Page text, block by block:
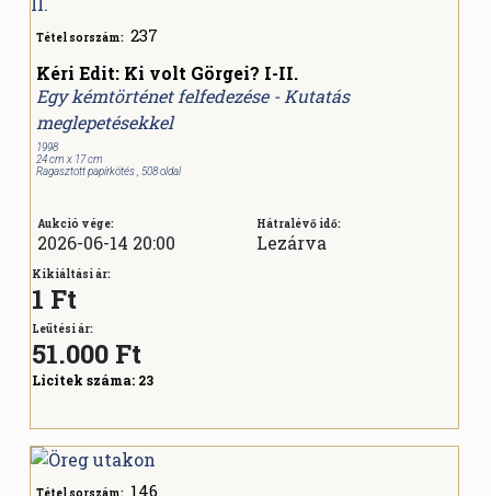
Tétel sorszám: 237
Kéri Edit: Ki volt Görgei? I-II.
Egy kémtörténet felfedezése - Kutatás
meglepetésekkel
1998
24 cm x 17 cm
Ragasztott papírkötés , 508 oldal
Aukció vége:
2026-06-14 20:00
Hátralévő idő:
Lezárva
Kikiáltási ár:
1 Ft
Leütési ár:
51.000 Ft
Licitek száma: 23
146